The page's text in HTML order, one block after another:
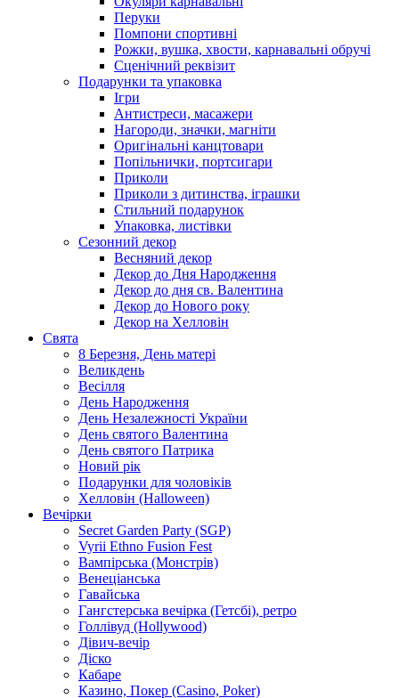
Перуки
Помпони спортивні
Рожки, вушка, хвости, карнавальні обручі
Сценічний реквізит
Подарунки та упаковка
Ігри
Антистреси, масажери
Нагороди, значки, магніти
Оригінальні канцтовари
Попільнички, портсигари
Приколи
Приколи з дитинства, іграшки
Стильний подарунок
Упаковка, листівки
Сезонний декор
Весняний декор
Декор до Дня Народження
Декор до дня св. Валентина
Декор до Нового року
Декор на Хелловін
Свята
8 Березня, День матері
Великдень
Весілля
День Народження
День Незалежності України
День святого Валентина
День святого Патрика
Новий рік
Подарунки для чоловіків
Хелловін (Halloween)
Вечірки
Secret Garden Party (SGP)
Vyrii Ethno Fusion Fest
Вампірська (Монстрів)
Венеціанська
Гавайська
Гангстерська вечірка (Гетсбі), ретро
Голлівуд (Hollywood)
Дівич-вечір
Діско
Кабаре
Казино, Покер (Casino, Poker)